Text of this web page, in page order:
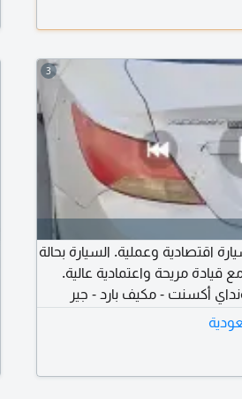
3
هيونداي أكسنت موديل 2016، سيارة اقتصادية وعملية. السيارة بحالة
قيادة مريحة واعتمادية عالية.
2016 - النوع هيونداي أكسنت - مكيف بارد - جير